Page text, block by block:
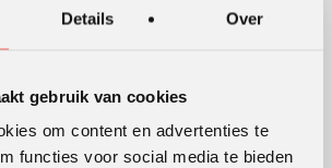
Details Over
gebruik van cookies
om content en advertenties te
functies voor social media te bieden